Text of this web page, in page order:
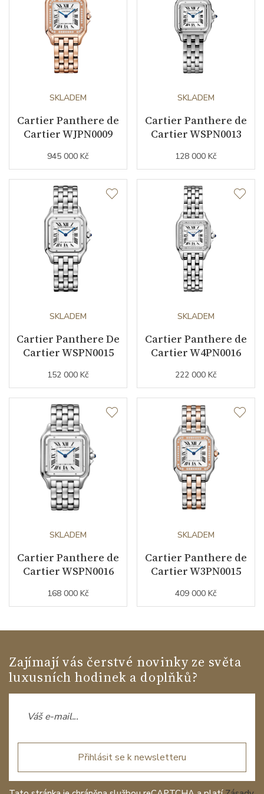
Indexy číselníku římské číslice
Řemínek / Spona
Materiál spony nerezová ocel
Doplňující údaje
Modelová řada Panthere de Cartier
SKLADEM
Cartier Panthere de
Cartier WJPN0009
945 000 Kč
SKLADEM
Cartier Panthere de
Cartier WSPN0013
128 000 Kč
SKLADEM
Cartier Panthere De
Cartier WSPN0015
152 000 Kč
SKLADEM
Cartier Panthere de
Cartier W4PN0016
222 000 Kč
SKLADEM
Cartier Panthere de
Cartier WSPN0016
168 000 Kč
SKLADEM
Cartier Panthere de
Cartier W3PN0015
409 000 Kč
Zajímají vás čerstvé novinky ze světa
luxusních hodinek a doplňků?
Přihlásit se k newsletteru